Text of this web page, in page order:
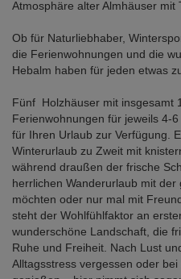
Atmosphäre alter Almhäuser mit
Ob für Naturliebhaber,
die Ferienwohnungen und die
Hebalm haben für jeden etwas
Fünf Holzhäuser mit insgesamt
Ferienwohnungen für jeweils 4-
für Ihren Urlaub zur Verfügung.
Winterurlaub zu Zweit mit
während draußen der frische
herrlichen Wanderurlaub mit
möchten oder nur mal mit
steht der Wohlfühlfaktor an
wunderschöne Landschaft, die
Ruhe und Freiheit. Nach Lust
Alltagsstress vergessen oder